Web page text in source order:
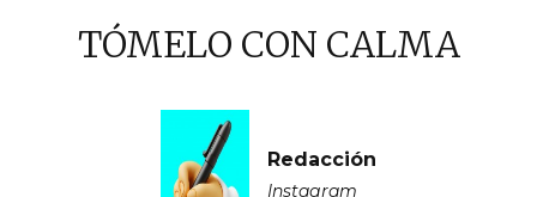
TÓMELO CON CALMA
Redacción
Instagram